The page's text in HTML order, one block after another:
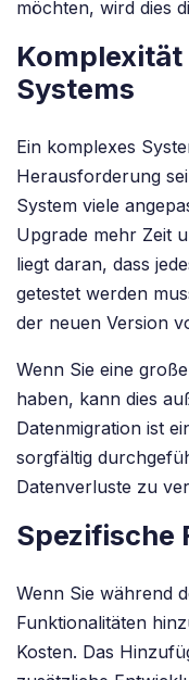
möchten, wird dies
Komplexität
Systems
Ein komplexes
Herausforderung
System viele
Upgrade mehr Zeit
liegt daran, dass
getestet werden
der neuen Version
Wenn Sie eine
haben, kann dies
Datenmigration ist
sorgfältig
Datenverluste zu
Spezifische
Wenn Sie während
Funktionalitäten
Kosten. Das